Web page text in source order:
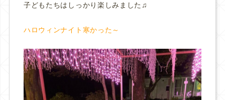
子どもたちはしっかり楽しみました♫
ハロウィンナイト寒かった～